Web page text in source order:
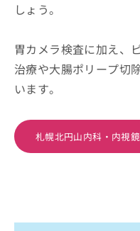
しょう。
胃カメラ検査に加え、
治療や大腸ポリープ切
います。
札幌北円山内科・内視